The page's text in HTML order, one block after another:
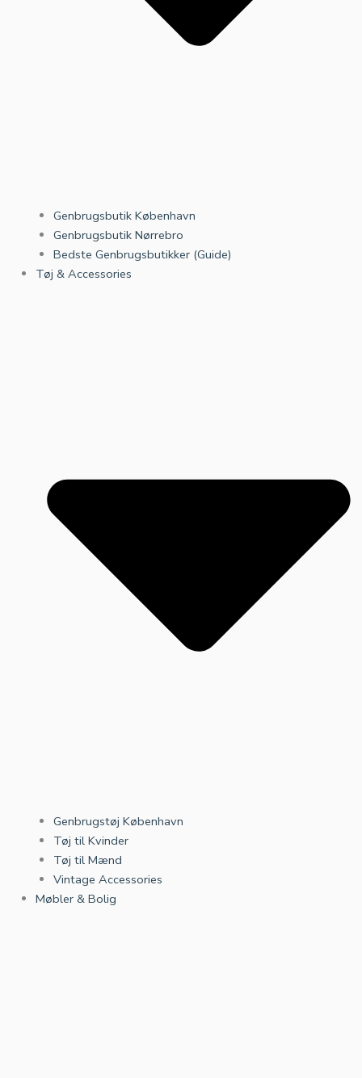
Genbrugsbutik København
Genbrugsbutik Nørrebro
Bedste Genbrugsbutikker (Guide)
Tøj & Accessories
Genbrugstøj København
Tøj til Kvinder
Tøj til Mænd
Vintage Accessories
Møbler & Bolig